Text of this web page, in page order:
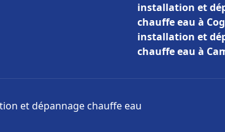
installation et
chauffe eau à
installation et
chauffe eau à
et dépannage chauffe eau